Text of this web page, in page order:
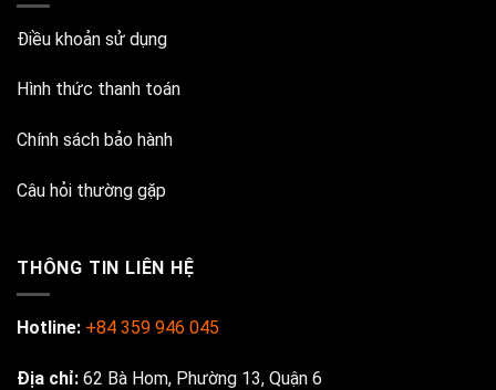
Điều khoản sử dụng
Hình thức thanh toán
Chính sách bảo hành
Câu hỏi thường gặp
THÔNG TIN LIÊN HỆ
Hotline: +84 359 946 045
Địa chỉ: 62 Bà Hom, Phường 13, Quận 6